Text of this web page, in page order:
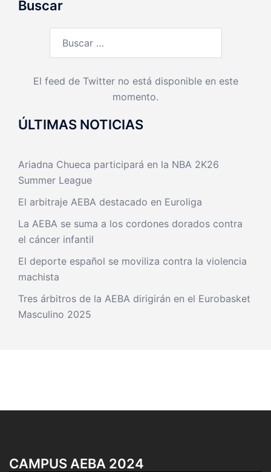
Buscar
El feed de Twitter no está disponible en este
momento.
ÚLTIMAS NOTICIAS
Ariadna Chueca participará en la NBA 2K26
Summer League
El arbitraje AEBA destacado en Euroliga
La AEBA se suma a los cordones dorados contra
el cáncer infantil
El deporte español se moviliza contra la violencia
machista
Tres árbitros de la AEBA dirigirán en el Eurobasket
Masculino 2025
CAMPUS AEBA 2024